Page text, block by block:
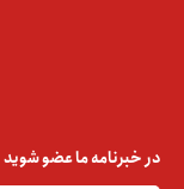
در خبرنامه ما عضو شوید